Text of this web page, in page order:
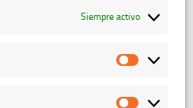
Siempre activo